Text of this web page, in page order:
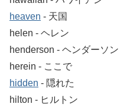
heaven ‐ 天国
helen ‐ ヘレン
henderson ‐ ヘンダーソン
herein ‐ ここで
hidden ‐ 隠れた
hilton ‐ ヒルトン